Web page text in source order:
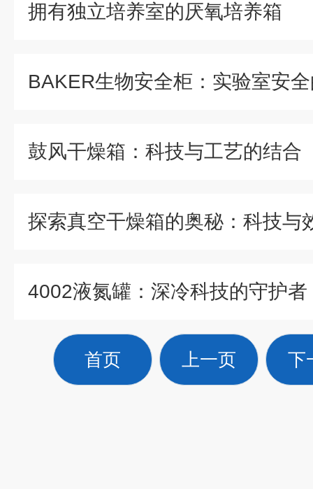
拥有独立培养室的厌氧培养箱
BAKER生物安全柜：实验室安
鼓风干燥箱：科技与工艺的结合
探索真空干燥箱的奥秘：科技与
4002液氮罐：深冷科技的守护者
首页 上一页 下